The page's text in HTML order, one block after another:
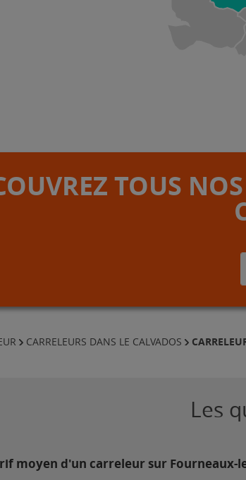
TOUS
CARRELEURS DANS LE CALVADOS
Les
moyen d'un carreleur sur Fourneaux-